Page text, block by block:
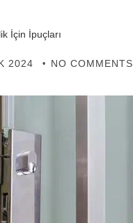
İçin İpuçları
2024 NO COMMENTS